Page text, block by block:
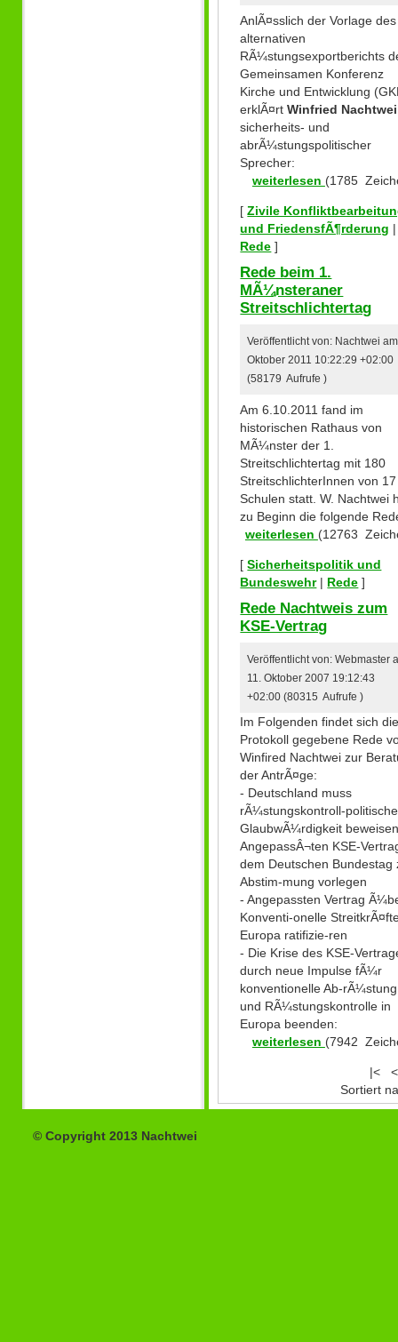
AnlÃ¤sslich der Vorlage des
alternativen
RÃ¼stungsexportberichts
Gemeinsamen Konferenz
Kirche und Entwicklung
erklÃ¤rtWinfried Nachtwei
sicherheits- und
abrÃ¼stungspolitischer
Sprecher:
weiterlesen (1785
[Zivile
und FriedensfÃ¶rderung |
Rede ]
Rede beim 1.
MÃ¼nsteraner
Streitschlichtertag
Veröffentlicht von: Nachtwei
Oktober 2011 10:22:29 +02:00
(58179 Aufrufe )
Am 6.10.2011 fand im
historischen Rathaus von
MÃ¼nster der 1.
Streitschlichtertag mit 180
StreitschlichterInnen von 17
Schulen statt. W. Nachtwei
zu Beginn die folgende
weiterlesen (12763
[Sicherheitspolitik und
Bundeswehr| Rede ]
Rede Nachtweis zum
KSE-Vertrag
Veröffentlicht von: Webmaster
11. Oktober 2007 19:12:43
+02:00 (80315 Aufrufe )
Im Folgenden findet sich
Protokoll gegebene Rede
Winfired Nachtwei zur
der AntrÃ¤ge:
- Deutschland muss
rÃ¼stungskontroll-politische
GlaubwÃ¼rdigkeit
AngepassÂ¬ten KSE-
dem Deutschen Bundestag
Abstim-mung vorlegen
- Angepassten Vertrag
Konventi-onelle
Europa ratifizie-ren
- Die Krise des KSE-
durch neue Impulse fÃ¼r
konventionelle Ab-rÃ¼stung
und RÃ¼stungskontrolle in
Europa beenden:
weiterlesen (7942
|<
<
Sortiert
© Copyright 2013 Nachtwei